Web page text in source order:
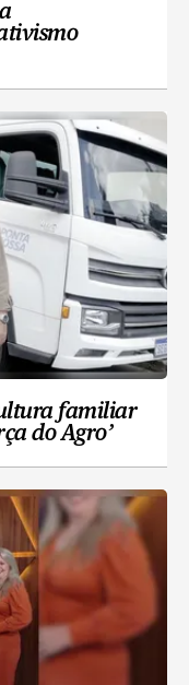
familiar
do Agro’